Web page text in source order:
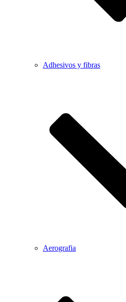
Adhesivos y fibras
Aerografia